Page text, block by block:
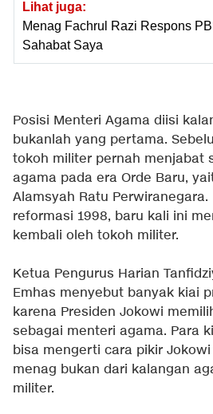
Lihat juga:
Menag Fachrul Razi Respons
Sahabat Saya
Posisi Menteri Agama diisi
bukanlah yang pertama.
tokoh militer pernah menjabat
agama pada era Orde Baru,
Alamsyah Ratu
reformasi 1998, baru kali ini
kembali oleh tokoh militer.
Ketua Pengurus Harian
Emhas menyebut banyak kiai
karena Presiden Jokowi
sebagai menteri agama. Para
bisa mengerti cara pikir
menag bukan dari kalangan
militer.